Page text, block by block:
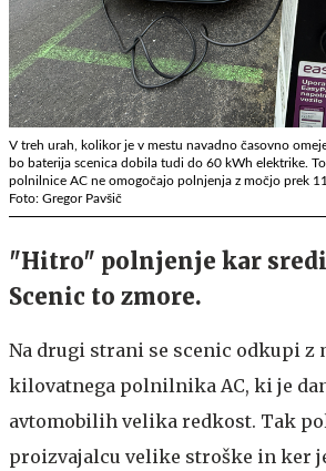
V treh urah, kolikor je v mestu navadno časovno
bo baterija scenica dobila tudi do 60 kWh elektrike.
polnilnice AC ne omogočajo polnjenja z močjo prek
Foto: Gregor Pavšič
"Hitro" polnjenje kar sredi
Scenic to zmore.
Na drugi strani se scenic odkupi z
kilovatnega polnilnika AC, ki je
avtomobilih velika redkost. Tak
proizvajalcu velike stroške in ker